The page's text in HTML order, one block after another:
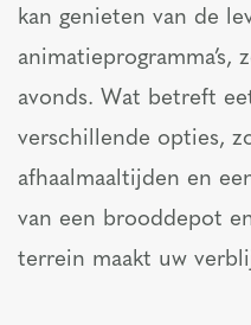
kan genieten van de
animatieprogramma’s,
avonds. Wat betreft
verschillende opties,
afhaalmaaltijden en
van een brooddepot
terrein maakt uw